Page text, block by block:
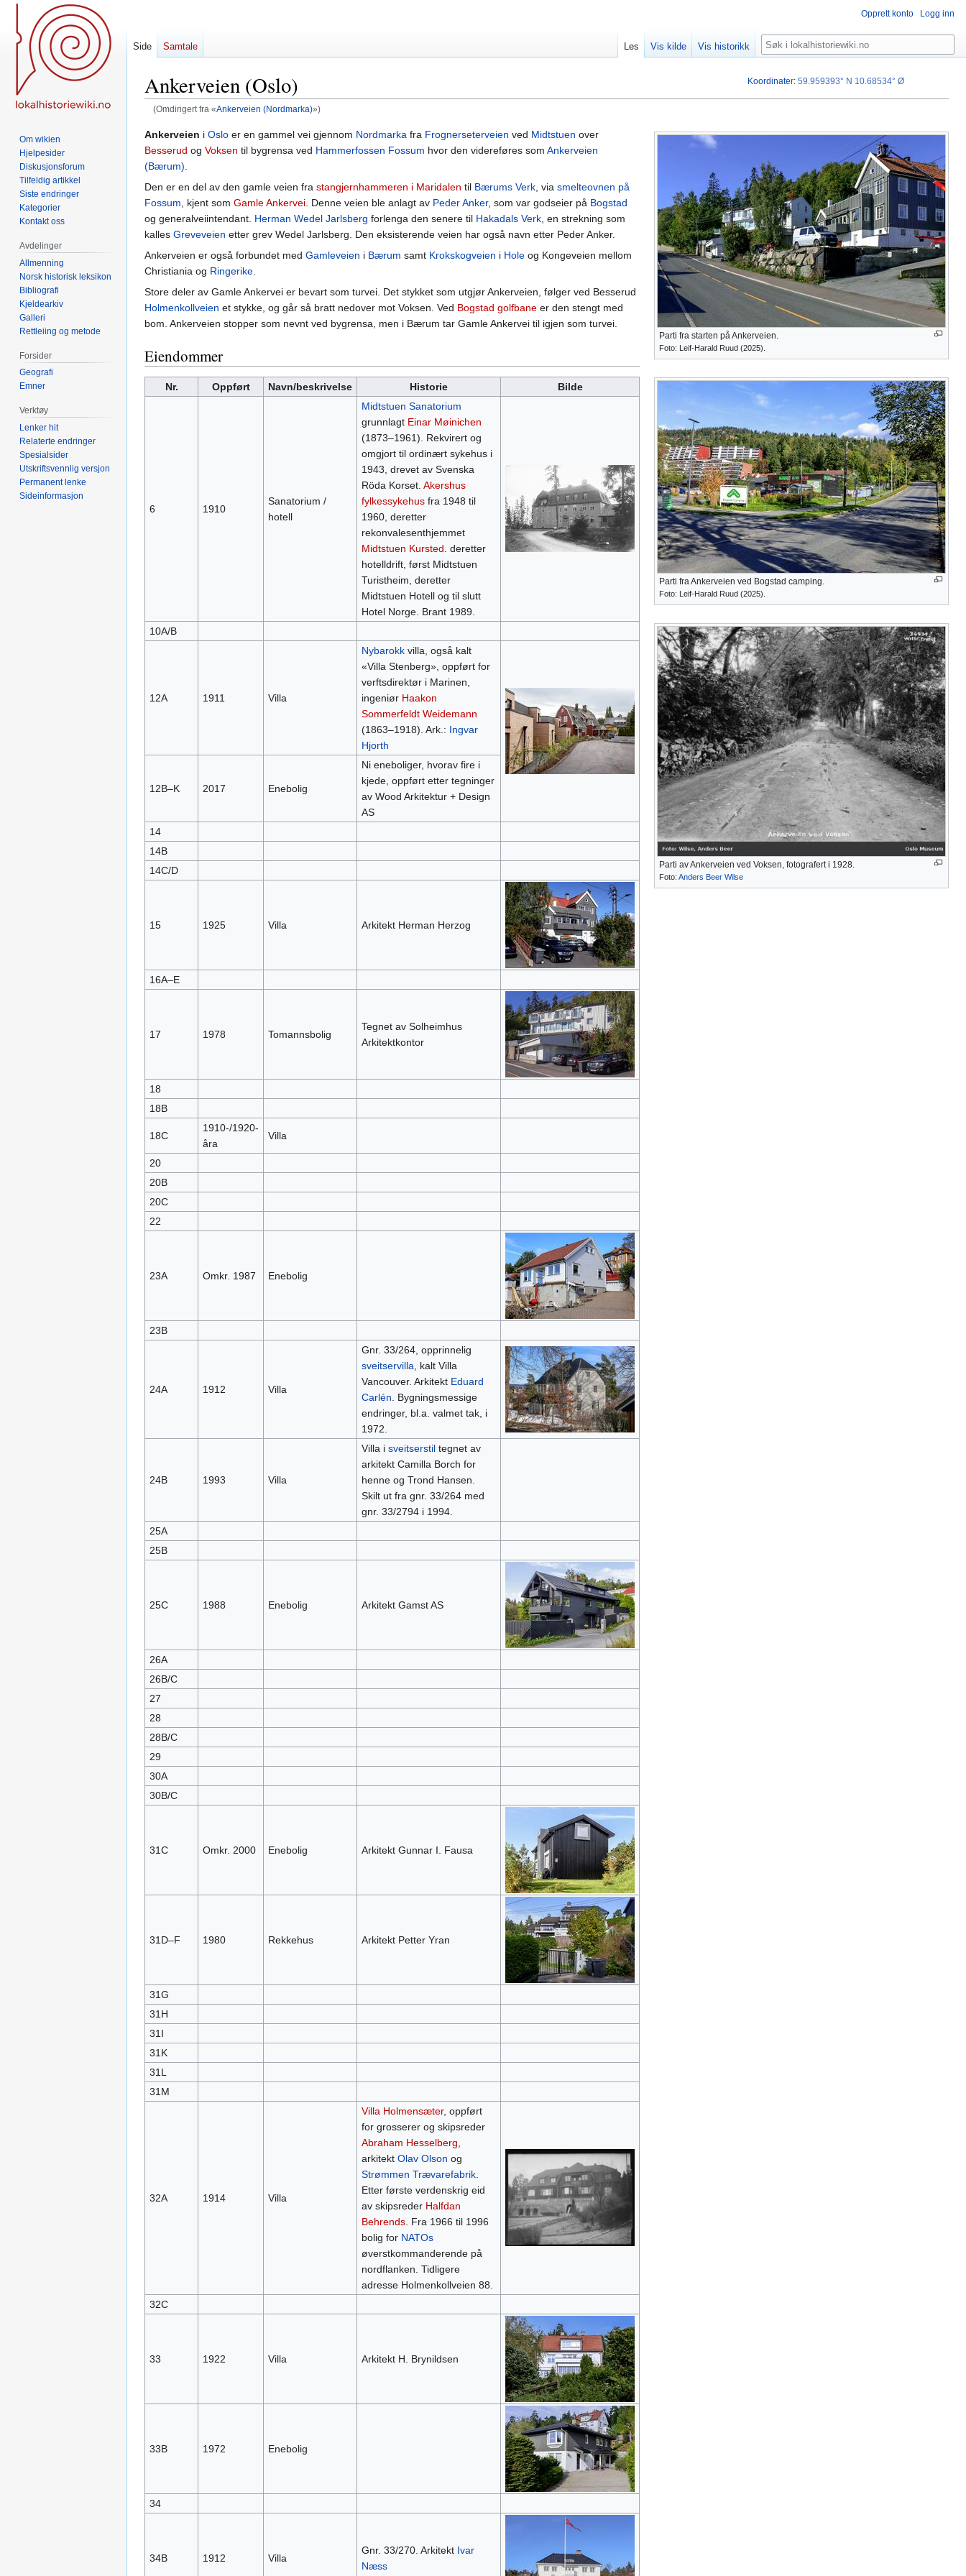
Ankerveien (Oslo)
(Omdirigert fra «Ankerveien (Nordmarka)»)
Hopp
til
navigering
Hopp
til
søk
Parti fra starten på Ankerveien.
Foto: Leif-Harald Ruud (2025).
Parti fra Ankerveien ved Bogstad camping.
Foto: Leif-Harald Ruud (2025).
Parti av Ankerveien ved Voksen, fotografert i 1928.
Foto: Anders Beer Wilse
Ankerveien i Oslo er en gammel vei gjennom Nordmarka fra Frognerseterveien ved Midtstuen over
Besserud og Voksen til bygrensa ved Hammerfossen Fossum hvor den videreføres som Ankerveien
(Bærum)
Den er en del av den gamle veien fra stangjernhammeren i Maridalen til Bærums Verk , via smelteovnen på
Fossum , kjent som Gamle Ankervei . Denne veien ble anlagt av Peder Anker, som var godseier på Bogstad
og generalveiintendant. Herman Wedel Jarlsberg forlenga den senere til Hakadals Verk , en strekning som
kalles Greveveien etter grev Wedel Jarlsberg. Den eksisterende veien har også navn etter Peder Anker.
Ankerveien er også forbundet med Gamleveien i Bærum samt Krokskogveien i Hole og Kongeveien mellom
Christiania og Ringerike
Store deler av Gamle Ankervei er bevart som turvei. Det stykket som utgjør Ankerveien, følger ved Besserud
Holmenkollveien et stykke, og går så bratt nedover mot Voksen. Ved Bogstad golfbane er den stengt med
bom. Ankerveien stopper som nevnt ved bygrensa, men i Bærum tar Gamle Ankervei til igjen som turvei.
Eiendommer
Nr. Oppført Navn/beskrivelse Historie Bilde
6 1910
Sanatorium /
hotell
Midtstuen Sanatorium
grunnlagt Einar Møinichen
(1873–1961). Rekvirert og
omgjort til ordinært sykehus i
1943, drevet av Svenska
Röda Korset. Akershus
fylkessykehusfra 1948 til
1960, deretter
rekonvalesenthjemmet
Midtstuen Kursted . deretter
hotelldrift, først Midtstuen
Turistheim, deretter
Midtstuen Hotell og til slutt
Hotel Norge. Brant 1989.
10A/B
12A 1911 Villa
Nybarokkvilla, også kalt
«Villa Stenberg», oppført for
verftsdirektør i Marinen,
ingeniør Haakon
Sommerfeldt Weidemann
(1863–1918). Ark.: Ingvar
Hjorth
12B–K 2017 Enebolig
Ni eneboliger, hvorav fire i
kjede, oppført etter tegninger
av Wood Arkitektur + Design
AS
14
14B
14C/D
15 1925 Villa Arkitekt Herman Herzog
16A–E
17 1978 Tomannsbolig
Tegnet av Solheimhus
Arkitektkontor
18
18B
18C
1910-/1920-
åra
Villa
20
20B
20C
22
23A Omkr. 1987 Enebolig
23B
24A 1912 Villa
Gnr. 33/264, opprinnelig
sveitservilla , kalt Villa
Vancouver. Arkitekt Eduard
Carlén . Bygningsmessige
endringer, bl.a. valmet tak, i
1972.
24B 1993 Villa
Villa i sveitserstiltegnet av
arkitekt Camilla Borch for
henne og Trond Hansen.
Skilt ut fra gnr. 33/264 med
gnr. 33/2794 i 1994.
25A
25B
25C 1988 Enebolig Arkitekt Gamst AS
26A
26B/C
27
28
28B/C
29
30A
30B/C
31C Omkr. 2000 Enebolig Arkitekt Gunnar I. Fausa
31D–F 1980 Rekkehus Arkitekt Petter Yran
31G
31H
31I
31K
31L
31M
32A 1914 Villa
Villa Holmensæter, oppført
for grosserer og skipsreder
Abraham Hesselberg
arkitekt Olav Olson og
Strømmen Trævarefabrik.
Etter første verdenskrig eid
av skipsreder Halfdan
Behrends. Fra 1966 til 1996
bolig for NATOs
øverstkommanderende på
nordflanken. Tidligere
adresse Holmenkollveien 88.
32C
33 1922 Villa Arkitekt H. Brynildsen
33B 1972 Enebolig
34
34B 1912 Villa
Gnr. 33/270. Arkitekt Ivar
Næss
Koordinater:59.959393° N 10.68534° Ø
Opprett konto Logg inn
Side Samtale Les Vis kilde Vis historikk Søk
Om wikien
Hjelpesider
Diskusjonsforum
Tilfeldig artikkel
Siste endringer
Kategorier
Kontakt oss
Avdelinger
Allmenning
Norsk historisk leksikon
Bibliografi
Kjeldearkiv
Galleri
Rettleiing og metode
Forsider
Geografi
Emner
Verktøy
Lenker hit
Relaterte endringer
Spesialsider
Utskriftsvennlig versjon
Permanent lenke
Sideinformasjon